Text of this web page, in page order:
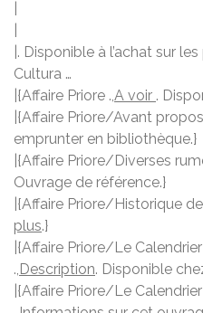
|. Disponible à l’achat sur
Cultura …
|{Affaire Priore .,A voir .
|{Affaire Priore/Avant propos
emprunter en bibliothèque.}
|{Affaire Priore/Diverses
Ouvrage de référence.}
|{Affaire Priore/Historique de
plus.}
|{Affaire Priore/Le
., Description. Disponible
|{Affaire Priore/Le